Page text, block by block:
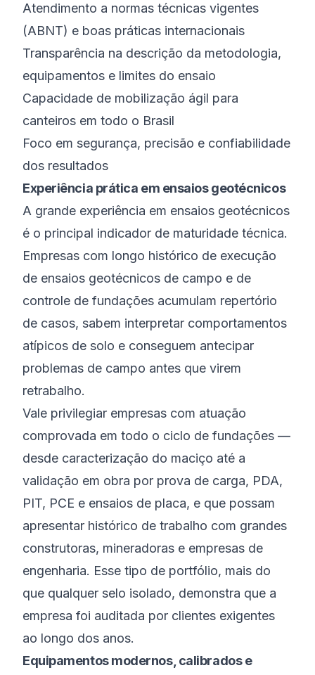
Atendimento a normas técnicas vigentes
(ABNT) e boas práticas internacionais
Transparência na descrição da metodologia,
equipamentos e limites do ensaio
Capacidade de mobilização ágil para
canteiros em todo o Brasil
Foco em segurança, precisão e confiabilidade
dos resultados
Experiência prática em ensaios geotécnicos
A grande experiência em ensaios geotécnicos
é o principal indicador de maturidade técnica.
Empresas com longo histórico de execução
de ensaios geotécnicos de campo e de
controle de fundações acumulam repertório
de casos, sabem interpretar comportamentos
atípicos de solo e conseguem antecipar
problemas de campo antes que virem
retrabalho.
Vale privilegiar empresas com atuação
comprovada em todo o ciclo de fundações —
desde caracterização do maciço até a
validação em obra por prova de carga, PDA,
PIT, PCE e ensaios de placa, e que possam
apresentar histórico de trabalho com grandes
construtoras, mineradoras e empresas de
engenharia. Esse tipo de portfólio, mais do
que qualquer selo isolado, demonstra que a
empresa foi auditada por clientes exigentes
ao longo dos anos.
Equipamentos modernos, calibrados e